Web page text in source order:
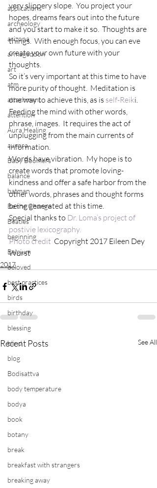
applications
archeology
arizona
armageddon
art
atm
attachment
attention
Aura Healing
aurora
Baby Boomers
balance
batman
Be the Change
Beatles
beginning
Belgium
beloved
best practices
birds
birthday
blessing
blind
blog
Bodisattva
body temperature
bodya
book
botany
break
breakfast with strangers
breaking away
very slippery slope.  You project your
hopes, dreams fears out into the future
and you start to make it so.  Thoughts are
things.  With enough focus, you can eve
create your own future with your
thoughts.
So it’s very important at this time to have
more purity of thought.  Meditation is
one way to achieve this, as is self-Reiki.
Feeding the mind with other words,
phrase, images.  It requires the act of
unplugging from the main currents of
information.
Words have vibration.  My hope is to
create words that promote loving-
kindness and offer a safe harbor from the
other words, phrases and thought forms
being generated at this time.
Special thanks to Dr. Loma’s project of
postivie lexicography.
Photo credit Copyright 2017 Eileen Dey
Wurst
2017
Recent Posts See All